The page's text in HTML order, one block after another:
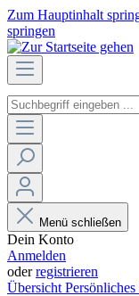
Zum Hauptinhalt
springen
Menü schließen
Dein Konto
Anmelden
oderregistrieren
Übersicht